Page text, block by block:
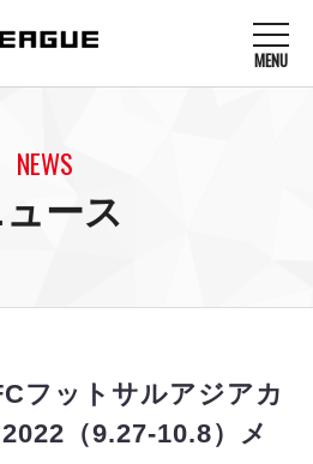
MENU
手
NEWS
ース
フットサルアジアカ
（9.27-10.8）メ